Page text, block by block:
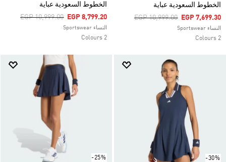
الخطوط السعودية عباية
Price Reduced From
EGP 10,999.00ToEGP 7,699.30
النساء Sportswear
2 Colours
الخطوط السعودية عباية
Price Reduced From
EGP 10,999.00ToEGP 8,799.20
النساء Sportswear
2 Colours
-30%
-25%